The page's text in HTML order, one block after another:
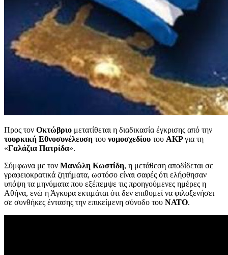
Προς τον Οκτώβριο μετατίθεται η διαδικασία έγκρισης από την
τουρκική Εθνοσυνέλευση του νομοσχεδίου του AKPγια τη
«Γαλάζια Πατρίδα».
Σύμφωνα με τον Μανώλη Κωστίδη, η μετάθεση αποδίδεται σε
γραφειοκρατικά ζητήματα, ωστόσο είναι σαφές ότι ελήφθησαν
υπόψη τα μηνύματα που εξέπεμψε τις προηγούμενες ημέρες η
Αθήνα, ενώ η Άγκυρα εκτιμάται ότι δεν επιθυμεί να φιλοξενήσει
σε συνθήκες έντασης την επικείμενη σύνοδο του ΝΑΤΟ.